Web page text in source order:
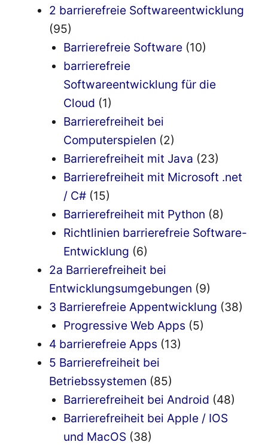
2 barrierefreie Softwareentwicklung
(95)
Barrierefreie Software (10)
barrierefreie
Softwareentwicklung für die
Cloud (1)
Barrierefreiheit bei
Computerspielen (2)
Barrierefreiheit mit Java (23)
Barrierefreiheit mit Microsoft .net
/ C# (15)
Barrierefreiheit mit Python (8)
Richtlinien barrierefreie Software-
Entwicklung (6)
2a Barrierefreiheit bei
Entwicklungsumgebungen (9)
3 Barrierefreie Appentwicklung (38)
Progressive Web Apps (5)
4 barrierefreie Apps (13)
5 Barrierefreiheit bei
Betriebssystemen (85)
Barrierefreiheit bei Android (48)
Barrierefreiheit bei Apple / IOS
und MacOS (38)